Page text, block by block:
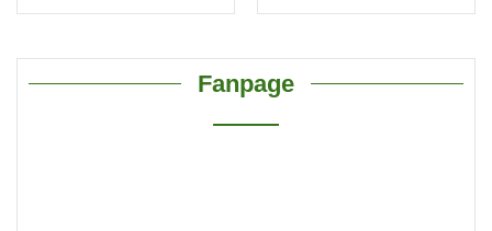
Fanpage